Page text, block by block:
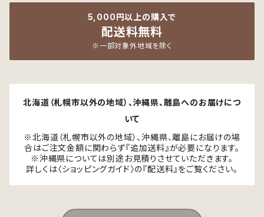
5,000円以上の購入で
配送料無料
※一部対象外地域を除く
北海道（札幌市以外の地域）、沖縄県、離島へのお届けにつ
いて
※北海道（札幌市以外の地域）、沖縄県、離島にお届けの場
合はご注文金額に関わらず『追加送料』が必要になります。
※沖縄県については別途お見積りさせていただきます。
詳しくは〈ショッピングガイド〉の『配送料』をご覧ください。